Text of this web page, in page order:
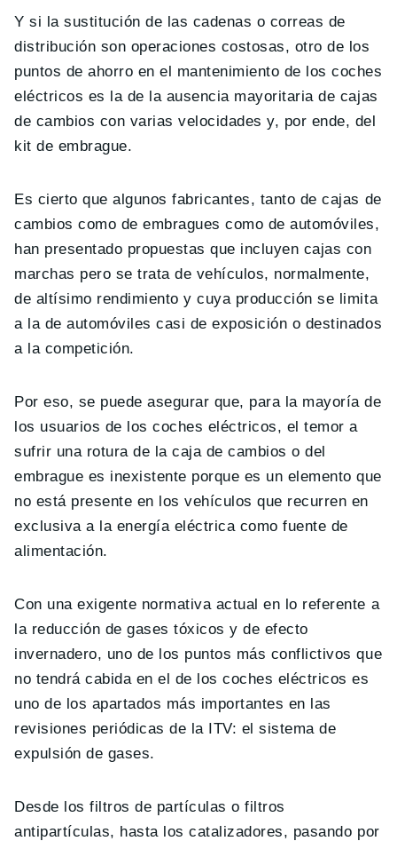
Y si la sustitución de las cadenas o correas de
distribución son operaciones costosas, otro de los
puntos de ahorro en el mantenimiento de los coches
eléctricos es la de la ausencia mayoritaria de cajas
de cambios con varias velocidades y, por ende, del
kit de embrague.
Es cierto que algunos fabricantes, tanto de cajas de
cambios como de embragues como de automóviles,
han presentado propuestas que incluyen cajas con
marchas pero se trata de vehículos, normalmente,
de altísimo rendimiento y cuya producción se limita
a la de automóviles casi de exposición o destinados
a la competición.
Por eso, se puede asegurar que, para la mayoría de
los usuarios de los coches eléctricos, el temor a
sufrir una rotura de la caja de cambios o del
embrague es inexistente porque es un elemento que
no está presente en los vehículos que recurren en
exclusiva a la energía eléctrica como fuente de
alimentación.
Con una exigente normativa actual en lo referente a
la reducción de gases tóxicos y de efecto
invernadero, uno de los puntos más conflictivos que
no tendrá cabida en el de los coches eléctricos es
uno de los apartados más importantes en las
revisiones periódicas de la ITV: el sistema de
expulsión de gases.
Desde los filtros de partículas o filtros
antipartículas, hasta los catalizadores, pasando por